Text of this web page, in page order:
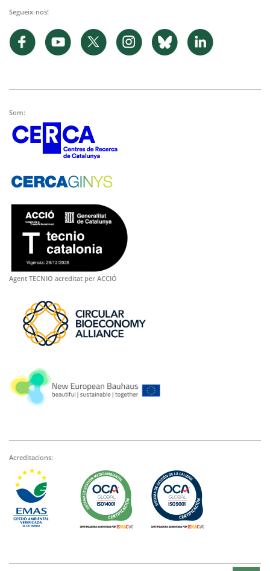
Segueix-nos!
Som:
Agent TECNIO acreditat per ACCIÓ
Acreditacions: